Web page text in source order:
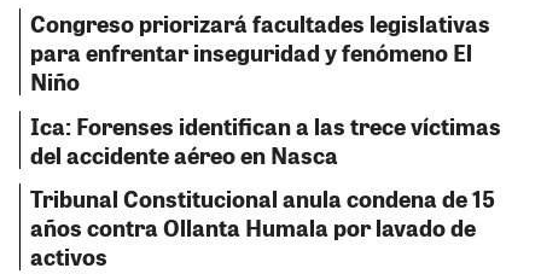
Congreso priorizará facultades legislativas
para enfrentar inseguridad y fenómeno El
Niño
Ica: Forenses identifican a las trece víctimas
del accidente aéreo en Nasca
Tribunal Constitucional anula condena de 15
años contra Ollanta Humala por lavado de
activos